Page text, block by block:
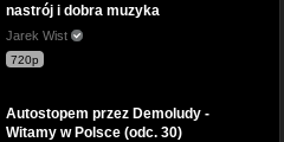
nastrój i dobra muzyka
Jarek Wist
720p
Autostopem przez Demoludy -
Witamy w Polsce (odc. 30)